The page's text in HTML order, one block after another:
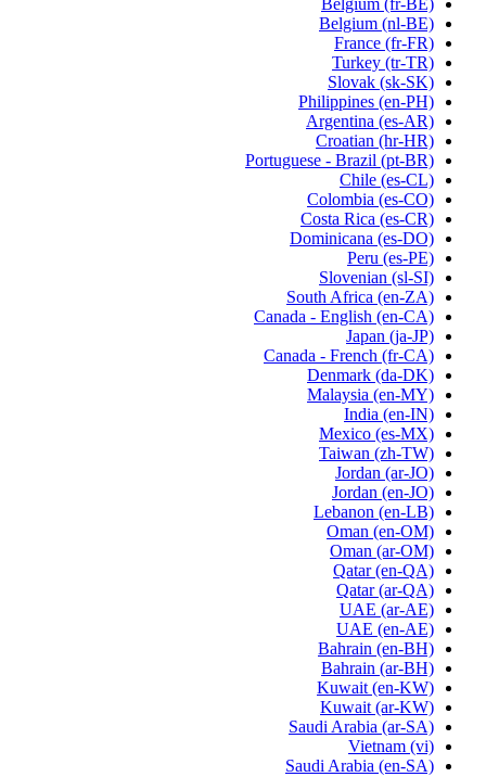
Belgium (fr-BE)
Belgium (nl-BE)
France (fr-FR)
Turkey (tr-TR)
Slovak (sk-SK)
Philippines (en-PH)
Argentina (es-AR)
Croatian (hr-HR)
Portuguese - Brazil (pt-BR)
Chile (es-CL)
Colombia (es-CO)
Costa Rica (es-CR)
Dominicana (es-DO)
Peru (es-PE)
Slovenian (sl-SI)
South Africa (en-ZA)
Canada - English (en-CA)
Japan (ja-JP)
Canada - French (fr-CA)
Denmark (da-DK)
Malaysia (en-MY)
India (en-IN)
Mexico (es-MX)
Taiwan (zh-TW)
Jordan (ar-JO)
Jordan (en-JO)
Lebanon (en-LB)
Oman (en-OM)
Oman (ar-OM)
Qatar (en-QA)
Qatar (ar-QA)
UAE (ar-AE)
UAE (en-AE)
Bahrain (en-BH)
Bahrain (ar-BH)
Kuwait (en-KW)
Kuwait (ar-KW)
Saudi Arabia (ar-SA)
Vietnam (vi)
Saudi Arabia (en-SA)